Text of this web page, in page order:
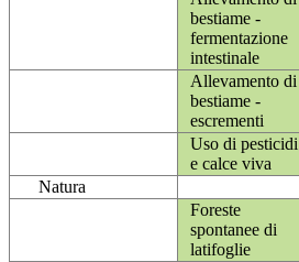
bestiame -
fermentazione
intestinale
Allevamento di
bestiame -
escrementi
Uso di pesticidi
e calce viva
Natura
Foreste
spontanee di
latifoglie